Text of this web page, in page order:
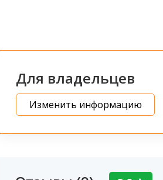
Для владельцев
Изменить информацию